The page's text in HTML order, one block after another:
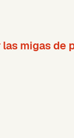
migas de